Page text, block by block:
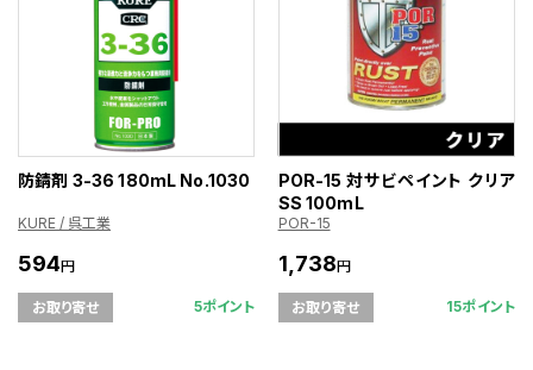
防錆剤 3-36 180mL No.1030
KURE / 呉工業
594円
お取り寄せ 5ポイント
POR-15 対サビペイント クリア
SS 100mL
POR-15
1,738円
お取り寄せ 15ポイント